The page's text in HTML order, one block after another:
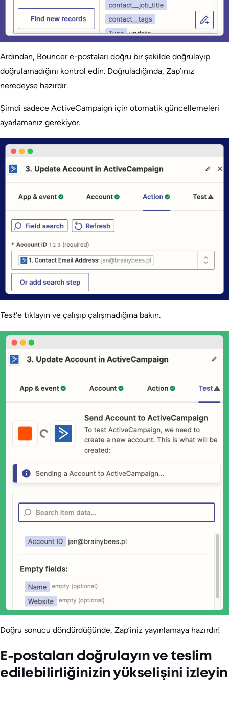
Ardından, Bouncer e-postaları doğru bir şekilde doğrulayıp
doğrulamadığını kontrol edin. Doğruladığında, Zap’ınız
neredeyse hazırdır.
Şimdi sadece ActiveCampaign için otomatik güncellemeleri
ayarlamanız gerekiyor.
Test‘e tıklayın ve çalışıp çalışmadığına bakın.
Doğru sonucu döndürdüğünde, Zap’iniz yayınlamaya hazırdır!
E-postaları doğrulayın ve teslim
edilebilirliğinizin yükselişini izleyin